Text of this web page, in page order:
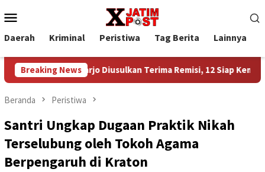
ke
kontenMobile
Daerah Kriminal Peristiwa Tag Berita Lainnya
Breaking News
Sidoarjo Diusulkan Terima Remisi, 12 Siap Kembali ke Tengah
Beranda Peristiwa
Santri Ungkap Dugaan Praktik Nikah
Terselubung oleh Tokoh Agama
Berpengaruh di Kraton